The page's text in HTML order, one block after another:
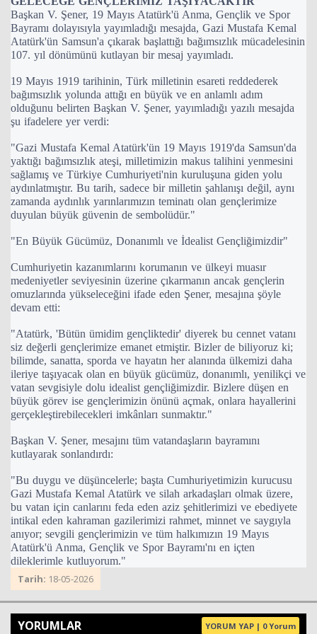
Başkan V. Şener, 19 Mayıs Atatürk'ü Anma, Gençlik ve Spor
Bayramı dolayısıyla yayımladığı mesajda, Gazi Mustafa Kemal
Atatürk'ün Samsun'a çıkarak başlattığı bağımsızlık mücadelesinin
107. yıl dönümünü kutlayan bir mesaj yayımladı.
19 Mayıs 1919 tarihinin, Türk milletinin esareti reddederek
bağımsızlık yolunda attığı en büyük ve en anlamlı adım
olduğunu belirten Başkan V. Şener, yayımladığı yazılı mesajda
şu ifadelere yer verdi:
"Gazi Mustafa Kemal Atatürk'ün 19 Mayıs 1919'da Samsun'da
yaktığı bağımsızlık ateşi, milletimizin makus talihini yenmesini
sağlamış ve Türkiye Cumhuriyeti'nin kuruluşuna giden yolu
aydınlatmıştır. Bu tarih, sadece bir milletin şahlanışı değil, aynı
zamanda aydınlık yarınlarımızın teminatı olan gençlerimize
duyulan büyük güvenin de sembolüdür."
"En Büyük Gücümüz, Donanımlı ve İdealist Gençliğimizdir"
Cumhuriyetin kazanımlarını korumanın ve ülkeyi muasır
medeniyetler seviyesinin üzerine çıkarmanın ancak gençlerin
omuzlarında yükseleceğini ifade eden Şener, mesajına şöyle
devam etti:
"Atatürk, 'Bütün ümidim gençliktedir' diyerek bu cennet vatanı
siz değerli gençlerimize emanet etmiştir. Bizler de biliyoruz ki;
bilimde, sanatta, sporda ve hayatın her alanında ülkemizi daha
ileriye taşıyacak olan en büyük gücümüz, donanımlı, yenilikçi ve
vatan sevgisiyle dolu idealist gençliğimizdir. Bizlere düşen en
büyük görev ise gençlerimizin önünü açmak, onlara hayallerini
gerçekleştirebilecekleri imkânları sunmaktır."
Başkan V. Şener, mesajını tüm vatandaşların bayramını
kutlayarak sonlandırdı:
"Bu duygu ve düşüncelerle; başta Cumhuriyetimizin kurucusu
Gazi Mustafa Kemal Atatürk ve silah arkadaşları olmak üzere,
bu vatan için canlarını feda eden aziz şehitlerimizi ve ebediyete
intikal eden kahraman gazilerimizi rahmet, minnet ve saygıyla
anıyor; sevgili gençlerimizin ve tüm halkımızın 19 Mayıs
Atatürk'ü Anma, Gençlik ve Spor Bayramı'nı en içten
dileklerimle kutluyorum."
Tarih: 18-05-2026
YORUMLAR YORUM YAP | 0 Yorum
Haberin Doğru Adresi.